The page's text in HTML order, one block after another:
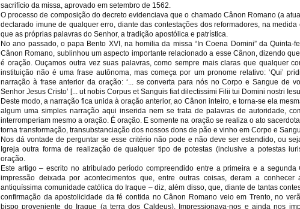
sacrifício da missa, aprovado em setembro de 1562.
O processo de composição do decreto evidenciava que o chamado Cânon Romano (a
declarado imune de qualquer erro, diante das contestações dos reformadores, na
que as próprias palavras do Senhor, a tradição apostólica e patrística.
No ano passado, o papa Bento XVI, na homilia da missa “In Coena Domini” da Quinta-
Cânon Romano, sublinhou um aspecto importante relacionado a esse Cânon, dizendo
é oração. Ouçamos outra vez suas palavras, como sempre mais claras que qualquer
instituição não é uma frase autônoma, mas começa por um pronome relativo: ‘Qui’
narração à frase anterior da oração: ‘... se converta para nós no Corpo e Sangue de
Senhor Jesus Cristo’ [... ut nobis Corpus et Sanguis fiat dilectissimi Filii tui Domini nostri
Deste modo, a narração fica unida à oração anterior, ao Cânon inteiro, e torna-se ela
algum uma simples narração aqui inserida nem se trata de palavras de autoridade,
interromperiam mesmo a oração. É oração. E somente na oração se realiza o ato
torna transformação, transubstanciação dos nossos dons de pão e vinho em Corpo e
Nos dá vontade de perguntar se esse critério não pode e não deve ser estendido, ou
Igreja outra forma de realização de qualquer tipo de potestas (inclusive a potestas
oração.
Este artigo – escrito no atribulado período compreendido entre a primeira e a segunda
impressão deixada por acontecimentos que, entre outras coisas, deram a
antiquíssima comunidade católica do Iraque – diz, além disso, que, diante de tantas
confirmação da apostolicidade da fé contida no Cânon Romano veio em Trento, no
bispo proveniente do Iraque (a terra dos Caldeus). Impressionava-nos e ainda nos